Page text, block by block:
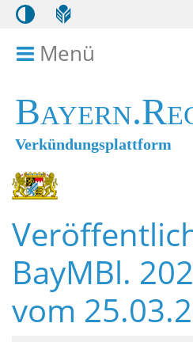
Menü
Verkündungsplattform
BayMBl.
vom